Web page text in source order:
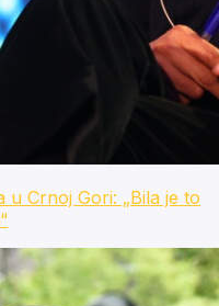
Crnoj Gori: „Bila je to